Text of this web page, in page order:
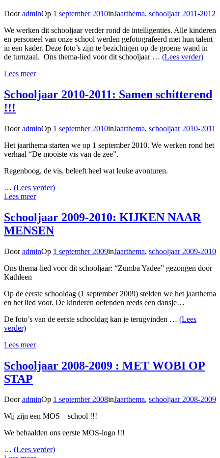
DooradminOp 1 september 2010inJaarthema, schooljaar 2011-2012
We werken dit schooljaar verder rond de intelligenties. Alle kinderen
en personeel van onze school werden gefotografeerd met hun talent
in een kader. Deze foto’s zijn te bezichtigen op de groene wand in
de turnzaal. Ons thema-lied voor dit schooljaar … (Lees verder)
Lees meer
Schooljaar 2010-2011: Samen schitterend
!!!
DooradminOp 1 september 2010inJaarthema, schooljaar 2010-2011
Het jaarthema starten we op 1 september 2010. We werken rond het
verhaal “De mooiste vis van de zee”.
Regenboog, de vis, beleeft heel wat leuke avonturen.
… (Lees verder)
Lees meer
Schooljaar 2009-2010: KIJKEN NAAR
MENSEN
DooradminOp 1 september 2009inJaarthema, schooljaar 2009-2010
Ons thema-lied voor dit schooljaar: “Zumba Yadee” gezongen door
Kathleen
Op de eerste schooldag (1 september 2009) stelden we het jaarthema
en het lied voor. De kinderen oefenden reeds een dansje…
De foto’s van de eerste schooldag kan je terugvinden … (Lees
verder)
Lees meer
Schooljaar 2008-2009 : MET WOBI OP
STAP
DooradminOp 1 september 2008inJaarthema, schooljaar 2008-2009
Wij zijn een MOS – school !!!
We behaalden ons eerste MOS-logo !!!
… (Lees verder)